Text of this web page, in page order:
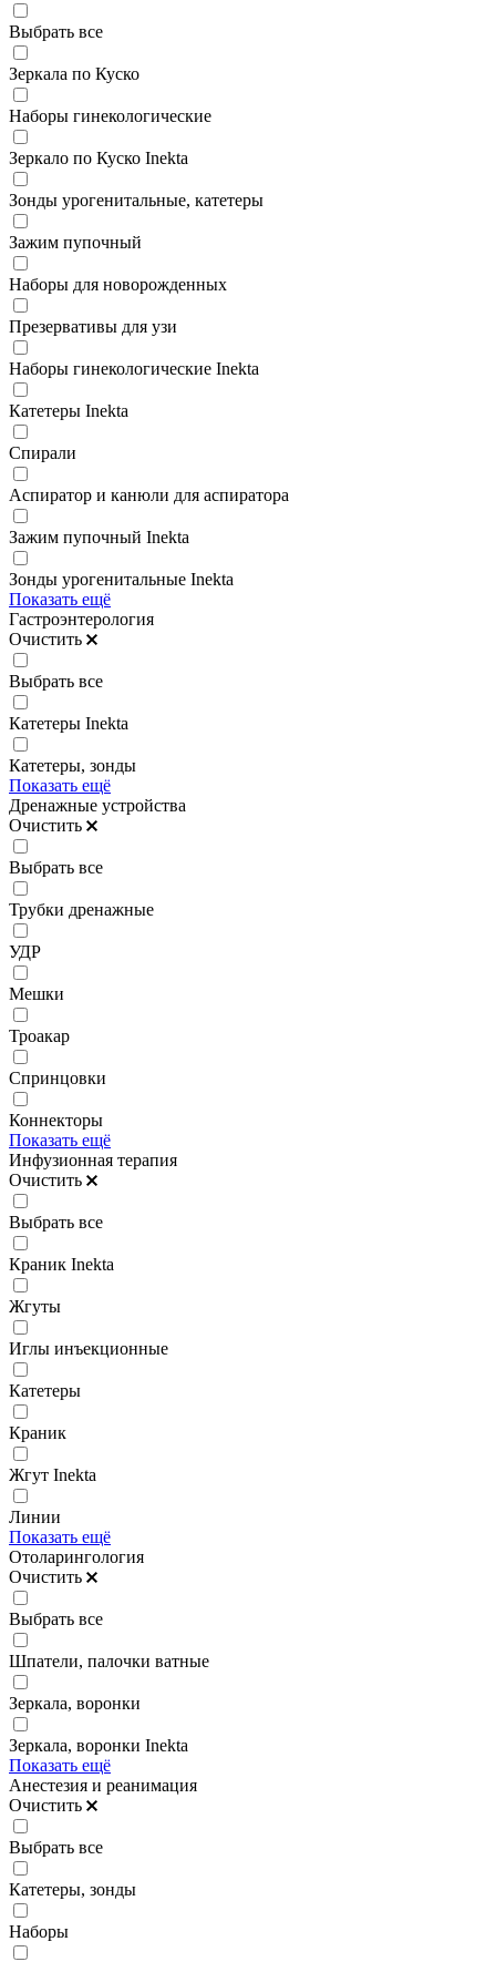
Выбрать все
Зеркала по Куско
Наборы гинекологические
Зеркало по Куско Inekta
Зонды урогенитальные, катетеры
Зажим пупочный
Наборы для новорожденных
Презервативы для узи
Наборы гинекологические Inekta
Катетеры Inekta
Спирали
Аспиратор и канюли для аспиратора
Зажим пупочный Inekta
Зонды урогенитальные Inekta
Показать ещё
Гастроэнтерология
Очистить
Выбрать все
Катетеры Inekta
Катетеры, зонды
Показать ещё
Дренажные устройства
Очистить
Выбрать все
Трубки дренажные
УДР
Мешки
Троакар
Спринцовки
Коннекторы
Показать ещё
Инфузионная терапия
Очистить
Выбрать все
Краник Inekta
Жгуты
Иглы инъекционные
Катетеры
Краник
Жгут Inekta
Линии
Показать ещё
Отоларингология
Очистить
Выбрать все
Шпатели, палочки ватные
Зеркала, воронки
Зеркала, воронки Inekta
Показать ещё
Анестезия и реанимация
Очистить
Выбрать все
Катетеры, зонды
Наборы